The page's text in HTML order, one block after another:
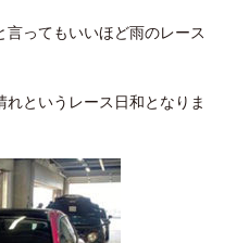
ってもいいほど雨のレース
というレース日和となりま